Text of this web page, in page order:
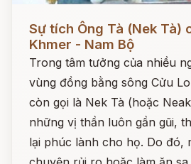
Sự tích Ông Tà (Nek Tà)
Khmer - Nam Bộ
Trong tâm tưởng của nhiều
vùng đồng bằng sông Cửu
còn gọi là Nek Tà (hoặc
những vị thần luôn gần gũi,
lại phúc lành cho họ. Do đó,